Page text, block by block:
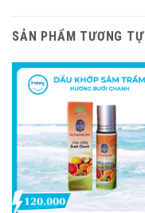
SẢN PHẨM TƯƠNG TỰ